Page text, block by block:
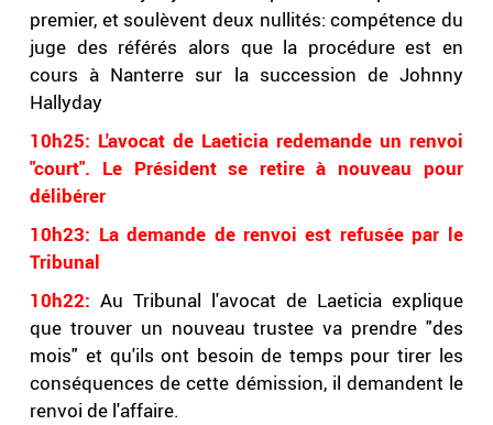
premier, et soulèvent deux nullités: compétence du
juge des référés alors que la procédure est en
cours à Nanterre sur la succession de Johnny
Hallyday
10h25: L'avocat de Laeticia redemande un renvoi
"court". Le Président se retire à nouveau pour
délibérer
10h23: La demande de renvoi est refusée par le
Tribunal
10h22: Au Tribunal l'avocat de Laeticia explique
que trouver un nouveau trustee va prendre "des
mois" et qu'ils ont besoin de temps pour tirer les
conséquences de cette démission, il demandent le
renvoi de l'affaire.